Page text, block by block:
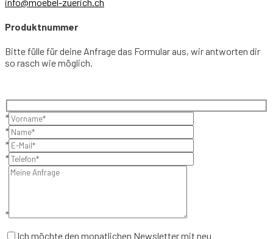
Produktnummer
Bitte fülle für deine Anfrage das Formular aus, wir antworten dir
so rasch wie möglich.
*
*
*
*
*
Ich möchte den monatlichen Newsletter mit neu